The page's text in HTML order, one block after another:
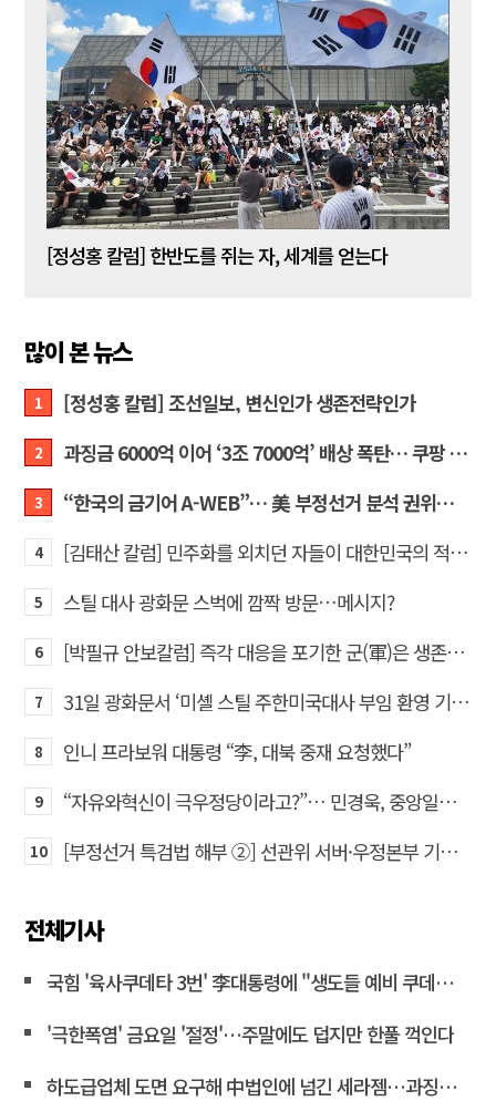
[정성홍 칼럼] 한반도를 쥐는 자, 세계를 얻는다
많이 본 뉴스
1 [정성홍 칼럼] 조선일보, 변신인가 생존전략인가
2 과징금 6000억 이어 ‘3조 7000억’ 배상 폭탄… 쿠팡 때리기에 한미 통상 ‘초비상’
3 “한국의 금기어 A-WEB”… 美 부정선거 분석 권위자 프랭크 박사가 작심 비판한 한국 ‘선거 공작’의 실체
4 [김태산 칼럼] 민주화를 외치던 자들이 대한민국의 적이고 간첩이었다
5 스틸 대사 광화문 스벅에 깜짝 방문…메시지?
6 [박필규 안보칼럼] 즉각 대응을 포기한 군(軍)은 생존할 수 없다
7 31일 광화문서 ‘미셸 스틸 주한미국대사 부임 환영 기자회견’… 80여 개 단체 집결
8 인니 프라보워 대통령 “李, 대북 중재 요청했다”
9 “자유와혁신이 극우정당이라고?”… 민경욱, 중앙일보 직격
10 [부정선거 특검법 해부 ②] 선관위 서버·우정본부 기록까지…‘증거를 끌어오는 칼’
전체기사
국힘 '육사쿠데타 3번' 李대통령에 "생도들 예비 쿠데타세력 몰아"
'극한폭염' 금요일 '절정'…주말에도 덥지만 한풀 꺽인다
하도급업체 도면 요구해 中법인에 넘긴 세라젬…과징금 4억3천만